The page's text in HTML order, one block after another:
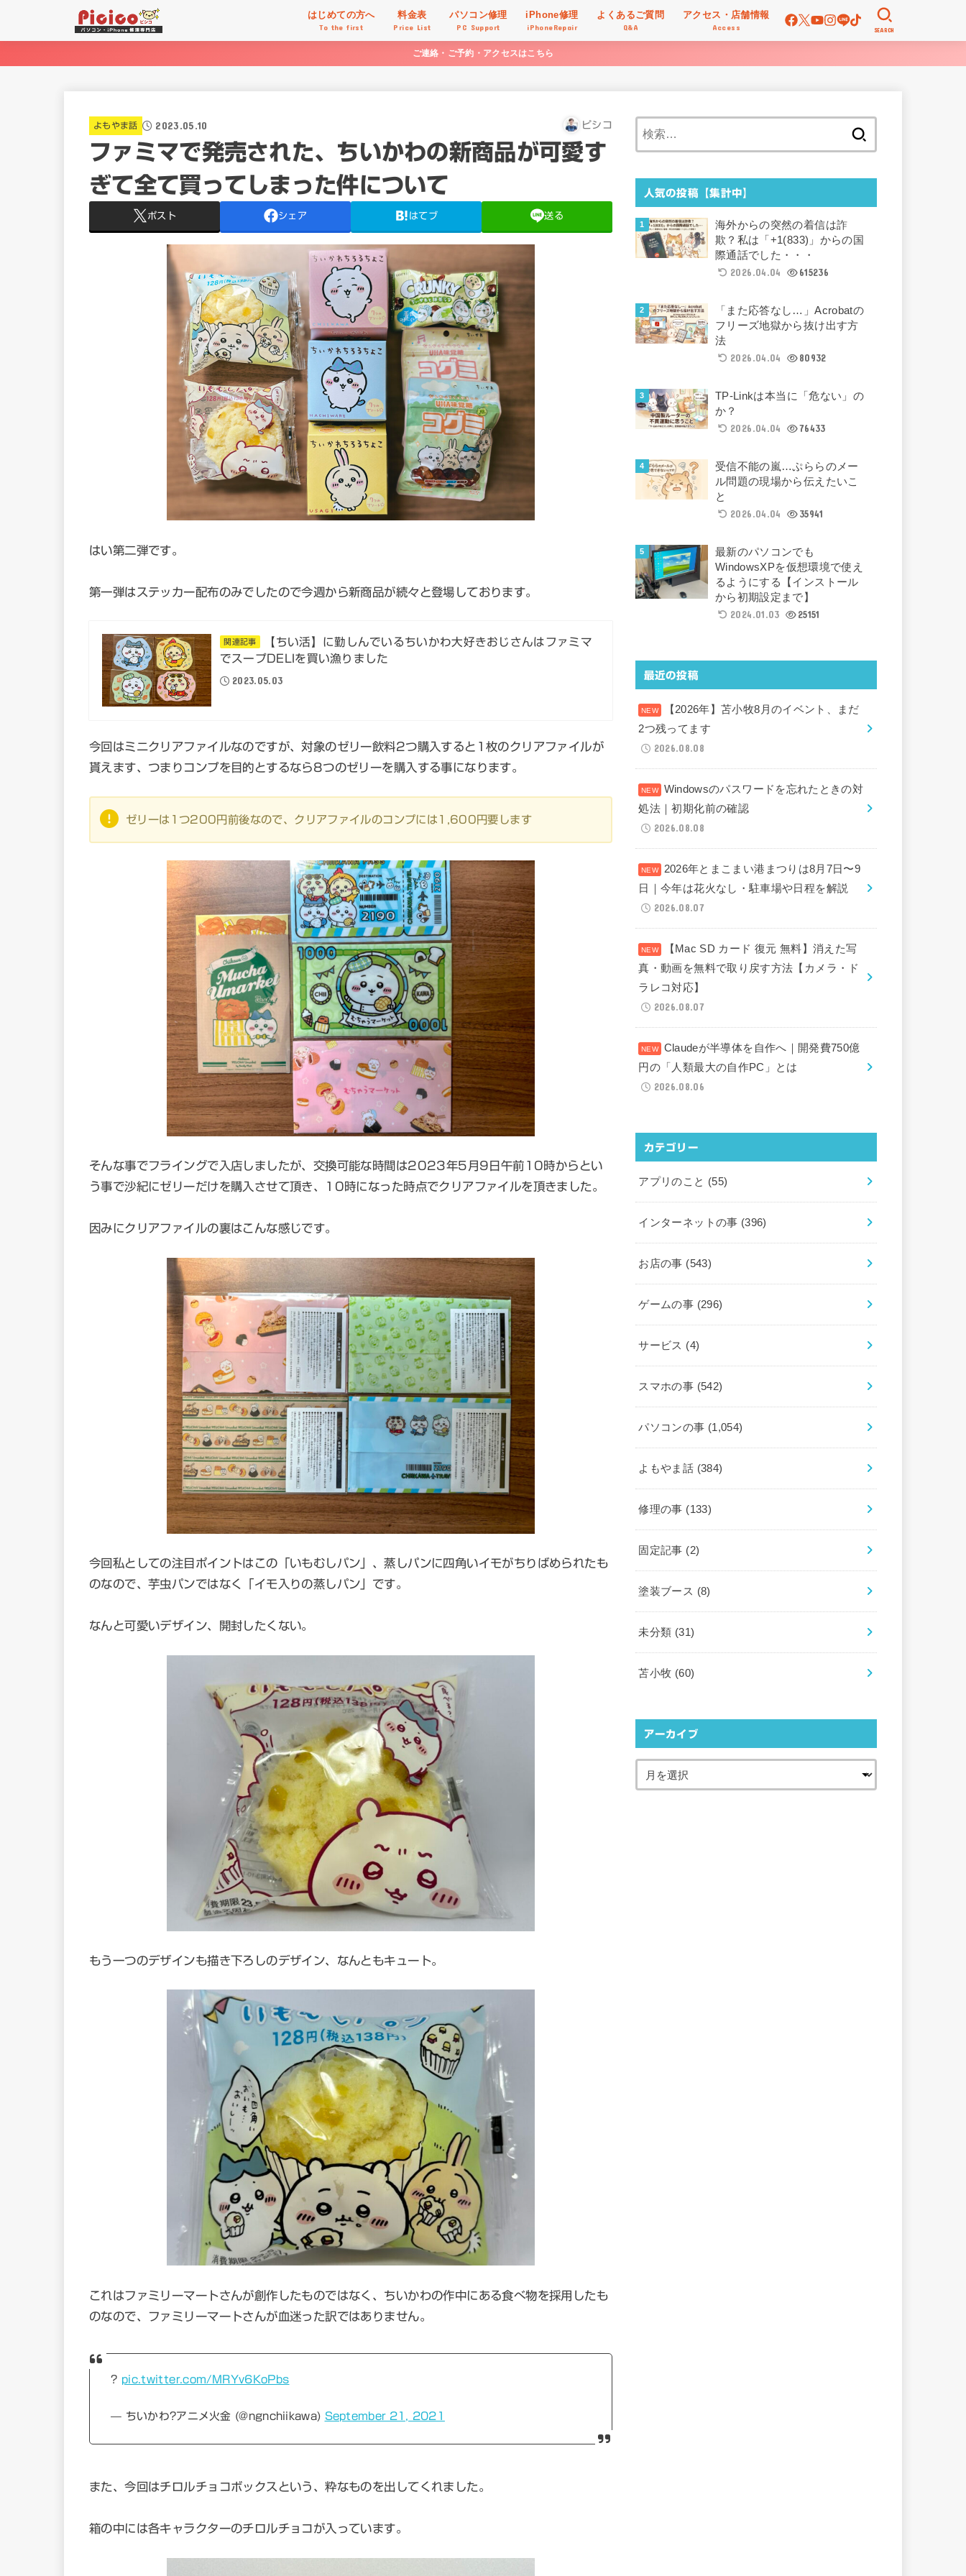
はじめての方へ
To the first
料金表
Price List
パソコン修理
PC Support
iPhone修理
iPhoneRepair
よくあるご質問
Q&A
アクセス・店舗情報
Access SEARCH
ご連絡・ご予約・アクセスはこちら
よもやま話 2023.05.10 ピシコ
ファミマで発売された、ちいかわの新商品が可愛す
ぎて全て買ってしまった件について
ポスト シェア はてブ 送る
はい第二弾です。
第一弾はステッカー配布のみでしたので今週から新商品が続々と登場しております。
関連記事
【ちい活】に勤しんでいるちいかわ大好きおじさんはファミマ
でスープDELIを買い漁りました
2023.05.03
今回はミニクリアファイルなのですが、対象のゼリー飲料2つ購入すると1枚のクリアファイルが
貰えます、つまりコンプを目的とするなら8つのゼリーを購入する事になります。
ゼリーは1つ200円前後なので、クリアファイルのコンプには1,600円要します
そんな事でフライングで入店しましたが、交換可能な時間は2023年5月9日午前10時からとい
う事で沙紀にゼリーだけを購入させて頂き、10時になった時点でクリアファイルを頂きました。
因みにクリアファイルの裏はこんな感じです。
今回私としての注目ポイントはこの「いもむしパン」、蒸しパンに四角いイモがちりばめられたも
のなので、芋虫パンではなく「イモ入りの蒸しパン」です。
なんと可愛いデザイン、開封したくない。
もう一つのデザインも描き下ろしのデザイン、なんともキュート。
これはファミリーマートさんが創作したものではなく、ちいかわの作中にある食べ物を採用したも
のなので、ファミリーマートさんが血迷った訳ではありません。
? pic.twitter.com/MRYv6KoPbs
— ちいかわ?アニメ火金 (@ngnchiikawa) September 21, 2021
また、今回はチロルチョコボックスという、粋なものを出してくれました。
箱の中には各キャラクターのチロルチョコが入っています。
人気の投稿【集計中】
海外からの突然の着信は詐
欺？私は「+1(833)」からの国
際通話でした・・・
2026.04.04
615236
「また応答なし…」Acrobatの
フリーズ地獄から抜け出す方
法
2026.04.04
80932
TP-Linkは本当に「危ない」の
か？
2026.04.04
76433
受信不能の嵐…ぷららのメー
ル問題の現場から伝えたいこ
と
2026.04.04
35941
最新のパソコンでも
WindowsXPを仮想環境で使え
るようにする【インストール
から初期設定まで】
2024.01.03
25151
最近の投稿
【2026年】苫小牧8月のイベント、まだ
2つ残ってます
2026.08.08
Windowsのパスワードを忘れたときの対
処法｜初期化前の確認
2026.08.08
2026年とまこまい港まつりは8月7日〜9
日｜今年は花火なし・駐車場や日程を解説
2026.08.07
【Mac SD カード 復元 無料】消えた写
真・動画を無料で取り戻す方法【カメラ・ド
ラレコ対応】
2026.08.07
Claudeが半導体を自作へ｜開発費750億
円の「人類最大の自作PC」とは
2026.08.06
カテゴリー
アプリのこと (55)
インターネットの事 (396)
お店の事 (543)
ゲームの事 (296)
サービス (4)
スマホの事 (542)
パソコンの事 (1,054)
よもやま話 (384)
修理の事 (133)
固定記事 (2)
塗装ブース (8)
未分類 (31)
苫小牧 (60)
アーカイブ